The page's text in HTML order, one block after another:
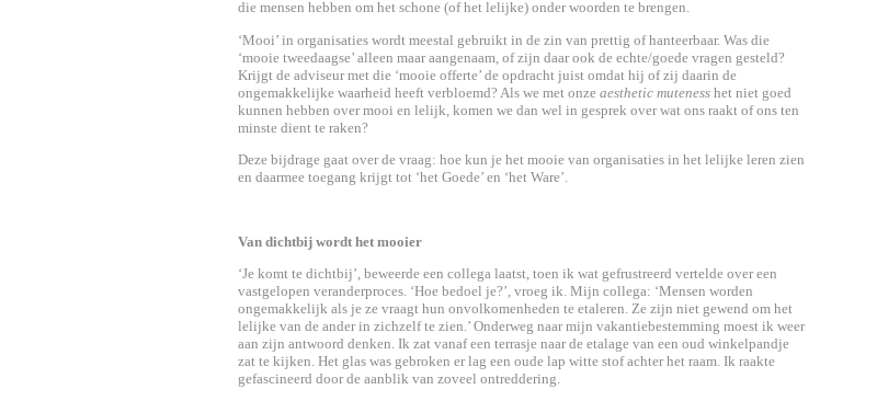
die mensen hebben om het schone (of het lelijke) onder woorden te brengen.
‘Mooi’ in organisaties wordt meestal gebruikt in de zin van prettig of hanteerbaar. Was die
‘mooie tweedaagse’ alleen maar aangenaam, of zijn daar ook de echte/goede vragen gesteld?
Krijgt de adviseur met die ‘mooie offerte’ de opdracht juist omdat hij of zij daarin de
ongemakkelijke waarheid heeft verbloemd? Als we met onze aesthetic muteness het niet goed
kunnen hebben over mooi en lelijk, komen we dan wel in gesprek over wat ons raakt of ons ten
minste dient te raken?
Deze bijdrage gaat over de vraag: hoe kun je het mooie van organisaties in het lelijke leren zien
en daarmee toegang krijgt tot ‘het Goede’ en ‘het Ware’.
Van dichtbij wordt het mooier
‘Je komt te dichtbij’, beweerde een collega laatst, toen ik wat gefrustreerd vertelde over een
vastgelopen veranderproces. ‘Hoe bedoel je?’, vroeg ik. Mijn collega: ‘Mensen worden
ongemakkelijk als je ze vraagt hun onvolkomenheden te etaleren. Ze zijn niet gewend om het
lelijke van de ander in zichzelf te zien.’ Onderweg naar mijn vakantiebestemming moest ik weer
aan zijn antwoord denken. Ik zat vanaf een terrasje naar de etalage van een oud winkelpandje
zat te kijken. Het glas was gebroken er lag een oude lap witte stof achter het raam. Ik raakte
gefascineerd door de aanblik van zoveel ontreddering.